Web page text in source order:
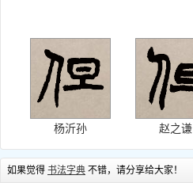
杨沂孙 赵之谦
如果觉得 书法字典 不错，请分享给大家！